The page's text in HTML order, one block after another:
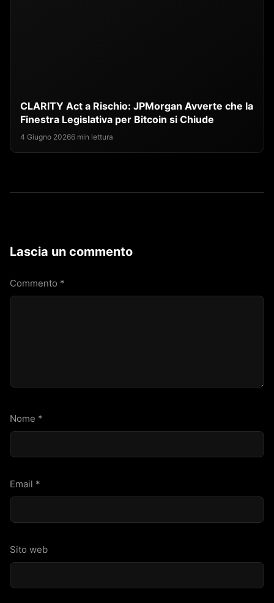
CLARITY Act a Rischio: JPMorgan Avverte che la
Finestra Legislativa per Bitcoin si Chiude
4 Giugno 20266 min lettura
Lascia un commento
Commento *
Nome *
Email *
Sito web